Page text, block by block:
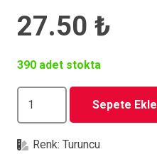
27.50 ₺
390 adet stokta
Sepete Ekle
Renk:Turuncu